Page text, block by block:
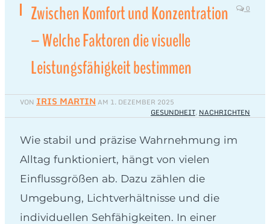
Zwischen Komfort und Konzentration
– Welche Faktoren die visuelle
Leistungsfähigkeit bestimmen
0
VON IRIS MARTIN AM 1. DEZEMBER 2025
GESUNDHEIT, NACHRICHTEN
Wie stabil und präzise Wahrnehmung im
Alltag funktioniert, hängt von vielen
Einflussgrößen ab. Dazu zählen die
Umgebung, Lichtverhältnisse und die
individuellen Sehfähigkeiten. In einer